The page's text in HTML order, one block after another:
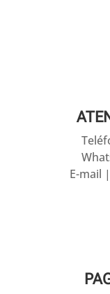
E-mail